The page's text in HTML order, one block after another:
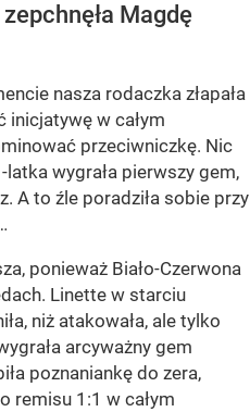
Magdę
nasza rodaczka złapała
inicjatywę w całym
przeciwniczkę. Nic
wygrała pierwszy gem,
A to źle poradziła sobie przy
ponieważ Biało-Czerwona
Linette w starciu
niż atakowała, ale tylko
arcyważny gem
poznaniankę do zera,
remisu 1:1 w całym